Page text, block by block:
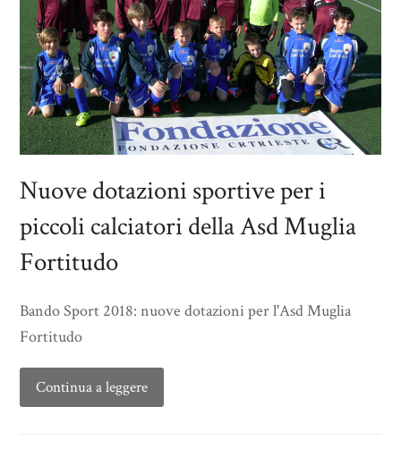
Nuove dotazioni sportive per i
piccoli calciatori della Asd Muglia
Fortitudo
Bando Sport 2018: nuove dotazioni per l'Asd Muglia
Fortitudo
Continua a leggere